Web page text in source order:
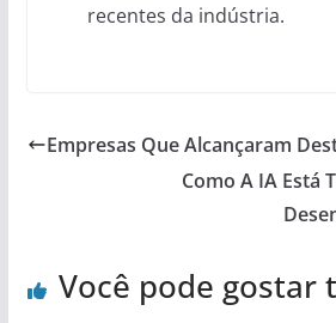
recentes da indústria.
Empresas Que Alcançaram
Como A IA Está
Você pode gostar